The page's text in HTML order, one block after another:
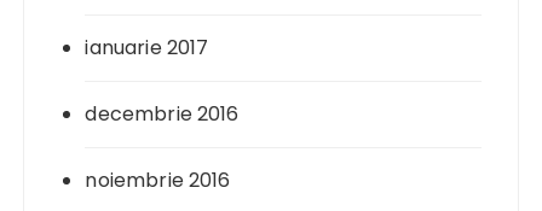
ianuarie 2017
decembrie 2016
noiembrie 2016